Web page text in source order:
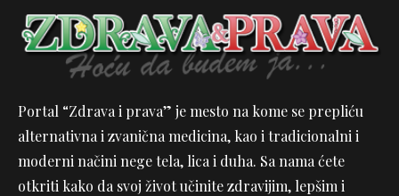
Portal “Zdrava i prava” je mesto na kome se prepliću
alternativna i zvanična medicina, kao i tradicionalni i
moderni načini nege tela, lica i duha. Sa nama ćete
otkriti kako da svoj život učinite zdravijim, lepšim i